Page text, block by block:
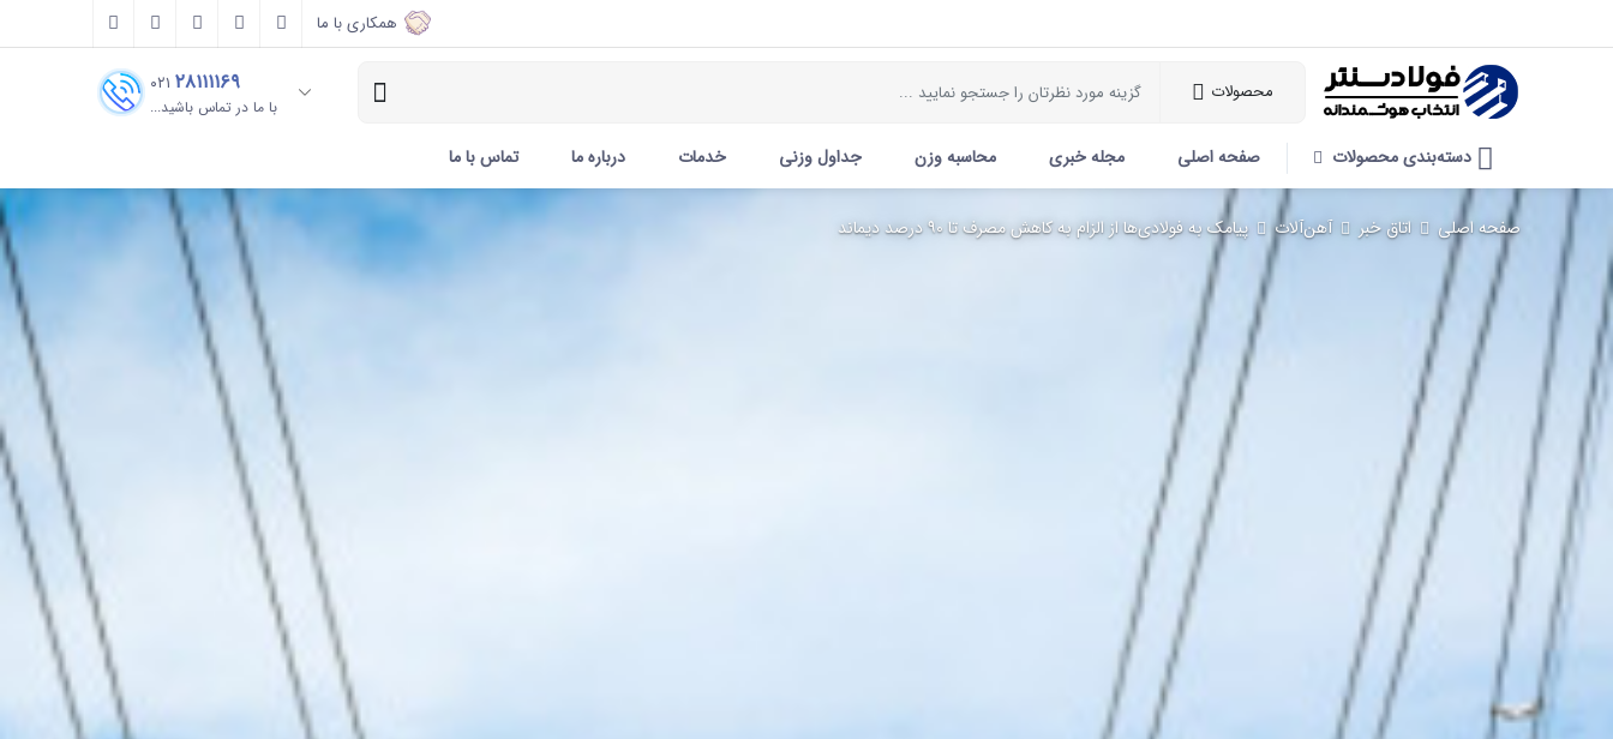
همکاری با ما
محصولات ۰۲۱ ۲۸۱۱۱۱۶۹
با ما در تماس باشید...
دسته‌بندی محصولات صفحه اصلی مجله خبری محاسبه وزن جداول وزنی خدمات درباره ما تماس با ما
صفحه اصلی اتاق خبر آهن‌آلات پیامک به فولادی‌ها از الزام به کاهش مصرف تا ۹۰ درصد دیماند